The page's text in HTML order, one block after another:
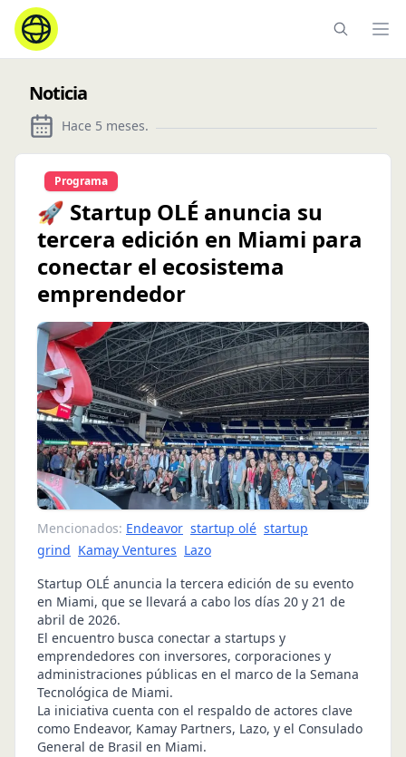
Noticia
Hace 5 meses.
Programa
🚀 Startup OLÉ anuncia su
tercera edición en Miami para
conectar el ecosistema
emprendedor
Mencionados: Endeavor startup olé startup
grind Kamay Ventures Lazo
Startup OLÉ anuncia la tercera edición de su evento
en Miami, que se llevará a cabo los días 20 y 21 de
abril de 2026.
El encuentro busca conectar a startups y
emprendedores con inversores, corporaciones y
administraciones públicas en el marco de la Semana
Tecnológica de Miami.
La iniciativa cuenta con el respaldo de actores clave
como Endeavor, Kamay Partners, Lazo, y el Consulado
General de Brasil en Miami.